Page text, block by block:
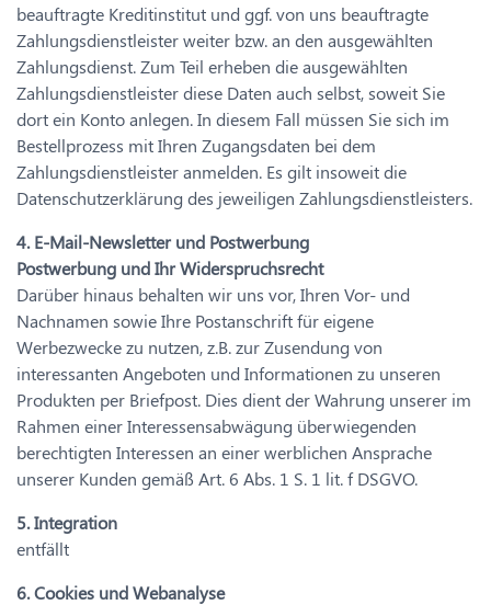
beauftragte Kreditinstitut und ggf. von uns beauftragte
Zahlungsdienstleister weiter bzw. an den ausgewählten
Zahlungsdienst. Zum Teil erheben die ausgewählten
Zahlungsdienstleister diese Daten auch selbst, soweit Sie
dort ein Konto anlegen. In diesem Fall müssen Sie sich im
Bestellprozess mit Ihren Zugangsdaten bei dem
Zahlungsdienstleister anmelden. Es gilt insoweit die
Datenschutzerklärung des jeweiligen Zahlungsdienstleisters.
4. E-Mail-Newsletter und Postwerbung
Postwerbung und Ihr Widerspruchsrecht
Darüber hinaus behalten wir uns vor, Ihren Vor- und
Nachnamen sowie Ihre Postanschrift für eigene
Werbezwecke zu nutzen, z.B. zur Zusendung von
interessanten Angeboten und Informationen zu unseren
Produkten per Briefpost. Dies dient der Wahrung unserer im
Rahmen einer Interessensabwägung überwiegenden
berechtigten Interessen an einer werblichen Ansprache
unserer Kunden gemäß Art. 6 Abs. 1 S. 1 lit. f DSGVO.
5. Integration
entfällt
6. Cookies und Webanalyse